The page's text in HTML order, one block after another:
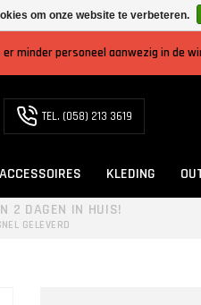
minder personeel aanwezig in de
TEL. (058) 213 3619
KLEDING
2 DAGEN IN HUIS!
GELEVERD
om onze website te verbeteren.